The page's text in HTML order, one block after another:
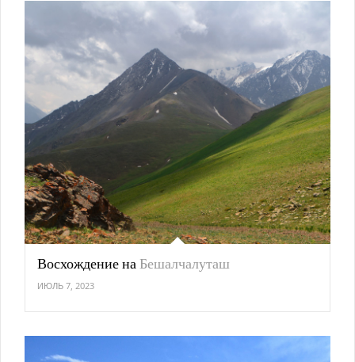
Восхождение на Бешалчалуташ
ИЮЛЬ 7, 2023